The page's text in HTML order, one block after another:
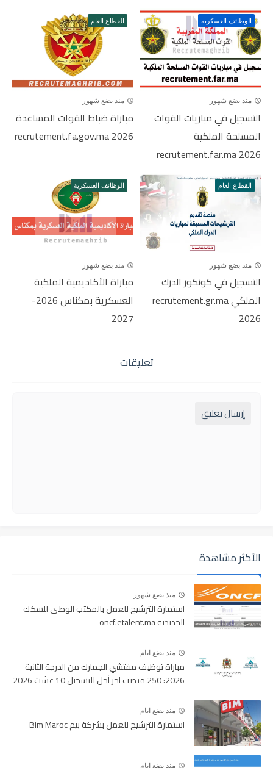
الوظائف العسكرية
منذ بضع شهور
التسجيل في مباريات القوات
المسلحة الملكية
recrutement.far.ma 2026
القطاع العام
منذ بضع شهور
مباراة ضباط القوات المساعدة
2026 recrutement.fa.gov.ma
القطاع العام
منذ بضع شهور
التسجيل في كونكور الدرك
الملكي recrutement.gr.ma
2026
الوظائف العسكرية
منذ بضع شهور
مباراة الأكاديمية الملكية
العسكرية بمكناس 2026-
2027
تعليقات
إرسال تعليق
الأكثر مشاهدة
منذ بضع شهور
استمارة الترشيح للعمل بالمكتب الوطني للسكك
الحديدية oncf.etalent.ma
منذ بضع ايام
مباراة توظيف مفتشي الجمارك من الدرجة الثانية
2026: 250 منصب آخر أجل للتسجيل 10 غشت 2026
منذ بضع ايام
استمارة الترشيح للعمل بشركة بيم Bim Maroc
منذ بضع ايام